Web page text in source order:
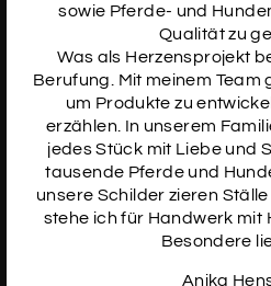
Daten des Pferdes
Bitte trage hier die
ein. Wenn du die deutsche
DE123456789012) einträgst,
bis auf das Geburtsdatum,
(Pferd muss dort registriert
das Eintragen der restlichen
Lebensnummer (z.B.
sowie Pferde- und
Qualität zu
Was als Herzensprojekt
Berufung. Mit meinem Team
um Produkte zu
erzählen. In unserem
jedes Stück mit Liebe und
tausende Pferde und
unsere Schilder zieren
stehe ich für Handwerk mit
Besondere
Anika